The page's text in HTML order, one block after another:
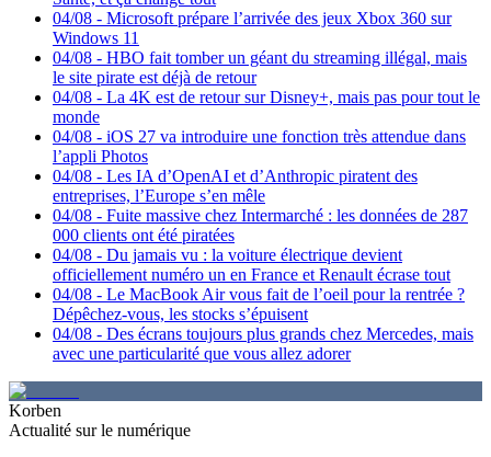
04/08 - Microsoft prépare l’arrivée des jeux Xbox 360 sur
Windows 11
04/08 - HBO fait tomber un géant du streaming illégal, mais
le site pirate est déjà de retour
04/08 - La 4K est de retour sur Disney+, mais pas pour tout le
monde
04/08 - iOS 27 va introduire une fonction très attendue dans
l’appli Photos
04/08 - Les IA d’OpenAI et d’Anthropic piratent des
entreprises, l’Europe s’en mêle
04/08 - Fuite massive chez Intermarché : les données de 287
000 clients ont été piratées
04/08 - Du jamais vu : la voiture électrique devient
officiellement numéro un en France et Renault écrase tout
04/08 - Le MacBook Air vous fait de l’oeil pour la rentrée ?
Dépêchez-vous, les stocks s’épuisent
04/08 - Des écrans toujours plus grands chez Mercedes, mais
avec une particularité que vous allez adorer
Korben
Actualité sur le numérique